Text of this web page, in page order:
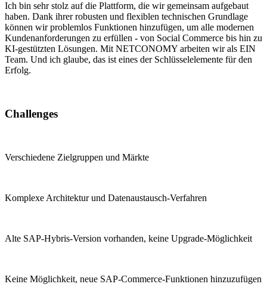
Ich bin sehr stolz auf die Plattform, die wir gemeinsam aufgebaut
haben. Dank ihrer robusten und flexiblen technischen Grundlage
können wir problemlos Funktionen hinzufügen, um alle modernen
Kundenanforderungen zu erfüllen - von Social Commerce bis hin zu
KI-gestützten Lösungen. Mit NETCONOMY arbeiten wir als EIN
Team. Und ich glaube, das ist eines der Schlüsselelemente für den
Erfolg.
Challenges
Verschiedene Zielgruppen und Märkte
Komplexe Architektur und Datenaustausch-Verfahren
Alte SAP-Hybris-Version vorhanden, keine Upgrade-Möglichkeit
Keine Möglichkeit, neue SAP-Commerce-Funktionen hinzuzufügen